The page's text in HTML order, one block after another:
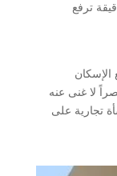
ترفع
الإسكان
لا غنى عنه
تجارية على